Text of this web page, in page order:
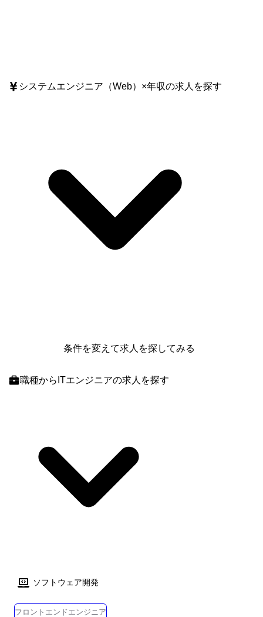
システムエンジニア（Web） ×年収の求人を探す
条件を変えて求人を探してみる
職種からITエンジニアの求人を探す
ソフトウェア開発
フロントエンドエンジニア